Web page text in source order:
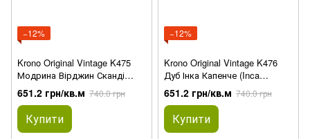
−12%
Krono Original Vintage K475
Модрина Вірджин Сканді
(Virgin Scandi Larch), ламінат
651.2 грн/кв.м 740.0 грн
Купити
−12%
Krono Original Vintage K476
Дуб Інка Капенче (Inca
Carpenter Oak), ламінат
651.2 грн/кв.м 740.0 грн
Купити